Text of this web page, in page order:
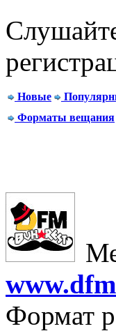
Новые
Форматы вещания
Формат